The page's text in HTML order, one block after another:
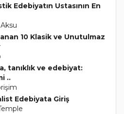
Edebiyatın Ustasının En
10 Klasik ve Unutulmaz
tanıklık ve edebiyat:
..
Edebiyata Giriş